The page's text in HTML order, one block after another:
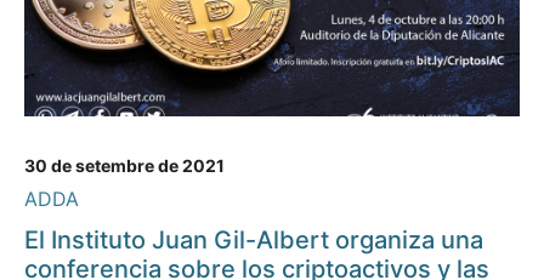
30 de setembre de 2021
ADDA
El Instituto Juan Gil-Albert organiza una
conferencia sobre los criptoactivos y las